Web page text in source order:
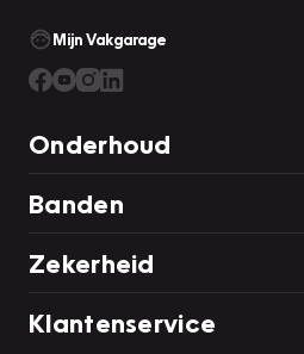
Mijn Vakgarage
Onderhoud
Banden
Zekerheid
Klantenservice